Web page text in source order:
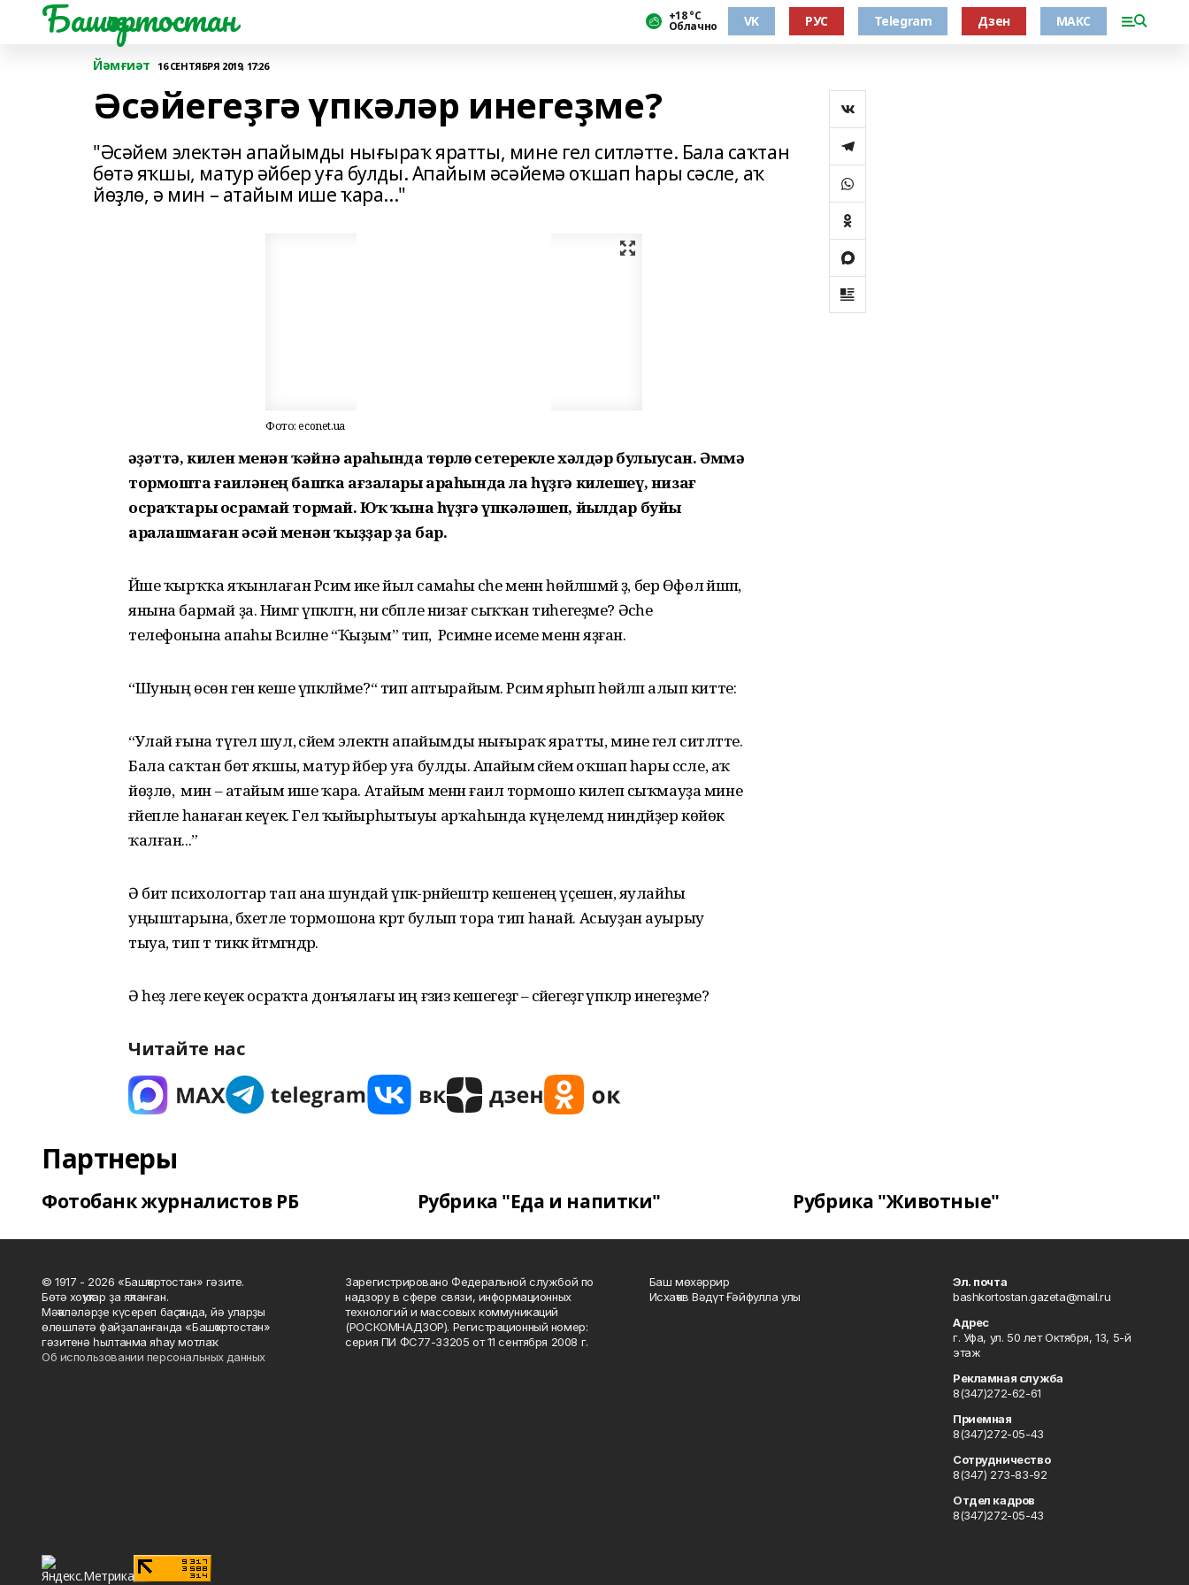
Башҡортостан +18 °С
Облачно VK РУС Telegram Дзен МАКС
Йәмғиәт 16 СЕНТЯБРЯ 2019, 17:26
Әсәйегеҙгә үпкәләр инегеҙме?
"Әсәйем электән апайымды нығыраҡ яратты, мине гел ситләтте. Бала саҡтан
бөтә яҡшы, матур әйбер уға булды. Апайым әсәйемә оҡшап һары сәсле, аҡ
йөҙлө, ә мин – атайым ише ҡара..."
Фото: econet.ua
Ғәҙәттә, килен менән ҡәйнә араһында төрлө сетерекле хәлдәр булыусан. Әммә
тормошта ғаиләнең башҡа ағзалары араһында ла һүҙгә килешеү, низағ
осраҡтары осрамай тормай. Юҡ ҡына һүҙгә үпкәләшеп, йылдар буйы
аралашмаған әсәй менән ҡыҙҙар ҙа бар.
Йәше ҡырҡҡа яҡынлаған Рәсимә ике йыл самаһы әсәһе менән һөйләшмәй ҙә, бер Өфөлә йәшәп,
янына бармай ҙа. Нимәгә үпкәләгән, ни сәбәпле низағ сыҡҡан тиһегеҙме? Әсәһе
телефонына апаһы Вәсиләне “Ҡыҙым” тип, ә Рәсимәне исеме менән яҙған.
“Шуның өсөн генә кеше үпкәләйме?“ тип аптырайым. Рәсимә ярһып һөйләп алып китте:
“Улай ғына түгел шул, әсәйем электән апайымды нығыраҡ яратты, мине гел ситләтте.
Бала саҡтан бөтә яҡшы, матур әйбер уға булды. Апайым әсәйемә оҡшап һары сәсле, аҡ
йөҙлө, ә мин – атайым ише ҡара. Атайым менән ғаилә тормошо килеп сыҡмауҙа мине
ғәйепле һанаған кеүек. Гел ҡыйырһытыуы арҡаһында күңелемдә ниндәйҙер көйөк
ҡалған...”
Ә бит психологтар тап ана шундай үпкә-рәнйештәр кешенең үҫешенә, яулайһы
уңыштарына, бәхетле тормошона кәртә булып тора тип һанай. Асыуҙан ауырыу
тыуа, тип тә тиккә әйтмәгәндәр.
Ә һеҙ әлеге кеүек осраҡта донъялағы иң ғәзиз кешегеҙгә – әсәйегеҙгә үпкәләр инегеҙме?
Читайте нас
Партнеры
Фотобанк журналистов РБ Рубрика "Еда и напитки" Рубрика "Животные"
© 1917 - 2026 «Башҡортостан» гәзите.
Бөтә хоҡуҡтар ҙа яҡланған.
Мәҡәләләрҙе күсереп баҫҡанда, йә уларҙы
өлөшләтә файҙаланғанда «Башҡортостан»
гәзитенә һылтанма яһау мотлаҡ.
Об использовании персональных данных
Зарегистрировано Федеральной службой по
надзору в сфере связи, информационных
технологий и массовых коммуникаций
(РОСКОМНАДЗОР). Регистрационный номер:
серия ПИ ФС77-33205 от 11 сентября 2008 г.
Баш мөхәррир
Исхаҡов Вәдүт Ғәйфулла улы
Эл. почта
bashkortostan.gazeta@mail.ru
Адрес
г. Уфа, ул. 50 лет Октября, 13, 5-й
этаж
Рекламная служба
8(347)272-62-61
Приемная
8(347)272-05-43
Сотрудничество
8(347) 273-83-92
Отдел кадров
8(347)272-05-43